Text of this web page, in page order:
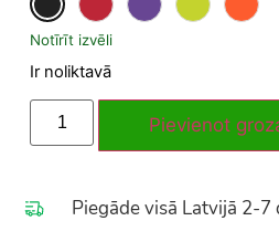
Notīrīt izvēli
Ir noliktavā
Pievienot
Piegāde visā Latvijā 2-